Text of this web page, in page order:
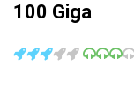
100 Giga